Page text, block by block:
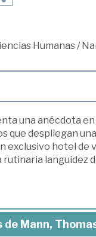
Humanas/
una anécdota
que despliegan
exclusivo hotel de
languidez
de Mann,